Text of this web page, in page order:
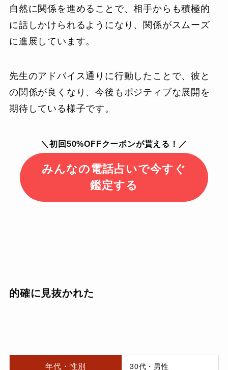
自然に関係を進めることで、相手からも積極的
に話しかけられるようになり、関係がスムーズ
に進展しています。
先生のアドバイス通りに行動したことで、彼と
の関係が良くなり、今後もポジティブな展開を
期待している様子です。
＼初回50%OFFクーポンが貰える！／
みんなの電話占いで今すぐ
鑑定する
的確に見抜かれた
年代・性別 30代・男性